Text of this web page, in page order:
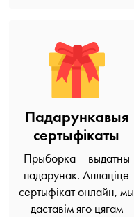
Падарункавыя
сертыфікаты
Прыборка – выдатны
падарунак. Аплаціце
сертыфікат онлайн, мы
даставім яго цягам